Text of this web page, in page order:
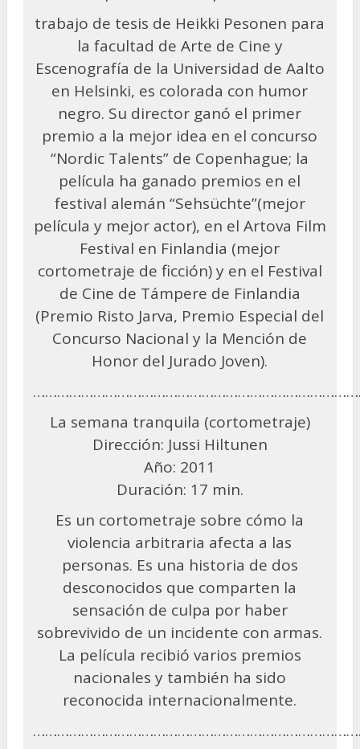
trabajo de tesis de Heikki Pesonen para
la facultad de Arte de Cine y
Escenografía de la Universidad de Aalto
en Helsinki, es colorada con humor
negro. Su director ganó el primer
premio a la mejor idea en el concurso
“Nordic Talents” de Copenhague; la
película ha ganado premios en el
festival alemán “Sehsüchte”(mejor
película y mejor actor), en el Artova Film
Festival en Finlandia (mejor
cortometraje de ficción) y en el Festival
de Cine de Támpere de Finlandia
(Premio Risto Jarva, Premio Especial del
Concurso Nacional y la Mención de
Honor del Jurado Joven).
La semana tranquila (cortometraje)
Dirección: Jussi Hiltunen
Año: 2011
Duración: 17 min.
Es un cortometraje sobre cómo la
violencia arbitraria afecta a las
personas. Es una historia de dos
desconocidos que comparten la
sensación de culpa por haber
sobrevivido de un incidente con armas.
La película recibió varios premios
nacionales y también ha sido
reconocida internacionalmente.